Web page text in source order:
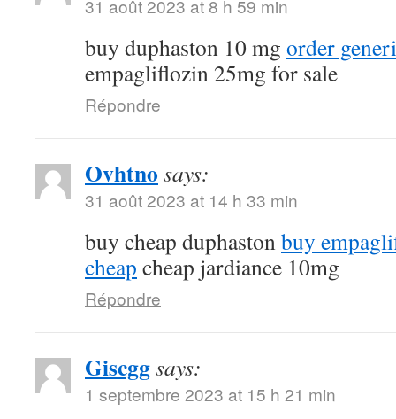
31 août 2023 at 8 h 59 min
buy duphaston 10 mg order
empagliflozin 25mg for sale
Répondre
Ovhtno says:
31 août 2023 at 14 h 33 min
buy cheap duphastonbuy
cheap cheap jardiance 10mg
Répondre
Giscggsays:
1 septembre 2023 at 15 h 21 min